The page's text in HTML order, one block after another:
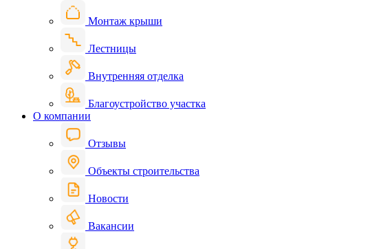
Монтаж крыши
Лестницы
Внутренняя отделка
Благоустройство участка
О компании
Отзывы
Объекты строительства
Новости
Вакансии